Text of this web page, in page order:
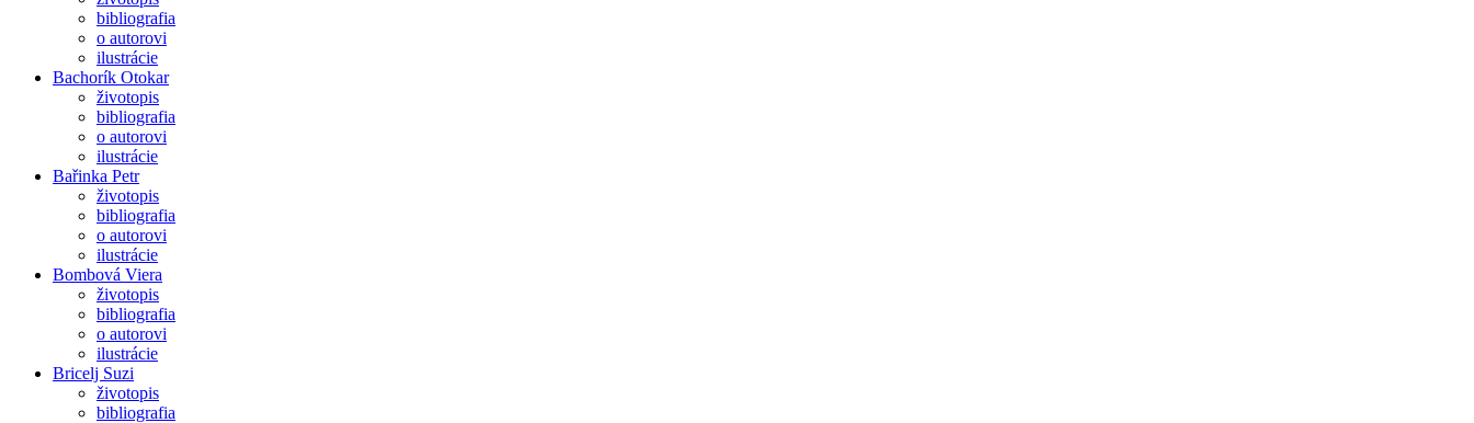
bibliografia
o autorovi
ilustrácie
Bachorík Otokar
životopis
bibliografia
o autorovi
ilustrácie
Bařinka Petr
životopis
bibliografia
o autorovi
ilustrácie
Bombová Viera
životopis
bibliografia
o autorovi
ilustrácie
Bricelj Suzi
životopis
bibliografia